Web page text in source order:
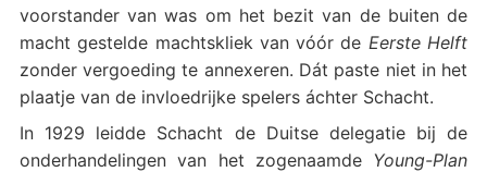
voorstander van was om het bezit van de buiten de
macht gestelde machtskliek van vóór de Eerste Helft
zonder vergoeding te annexeren. Dát paste niet in het
plaatje van de invloedrijke spelers áchter Schacht.
In 1929 leidde Schacht de Duitse delegatie bij de
onderhandelingen van het zogenaamde Young-Plan